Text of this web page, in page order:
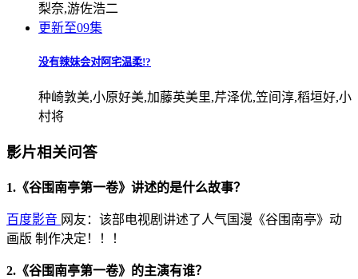
梨奈,游佐浩二
更新至09集
没有辣妹会对阿宅温柔!?
种崎敦美,小原好美,加藤英美里,芹泽优,笠间淳,稻垣好,小
村将
影片相关问答
1.《谷围南亭第一卷》讲述的是什么故事？
百度影音 网友：该部电视剧讲述了人气国漫《谷围南亭》动
画版 制作决定！！！
2.《谷围南亭第一卷》的主演有谁？